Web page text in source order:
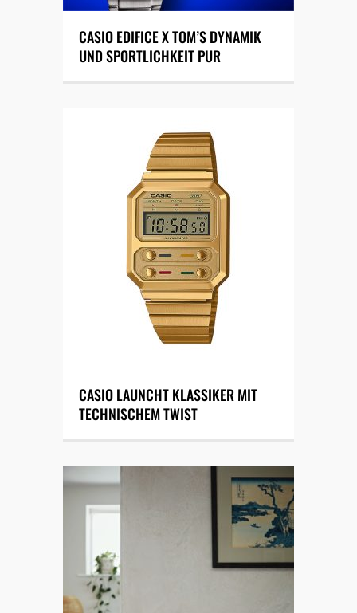
CASIO EDIFICE X TOM’S DYNAMIK
UND SPORTLICHKEIT PUR
CASIO LAUNCHT KLASSIKER MIT
TECHNISCHEM TWIST